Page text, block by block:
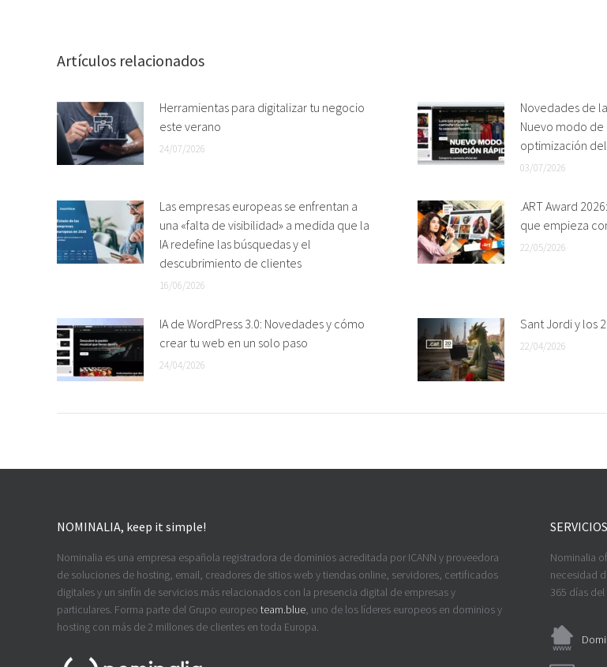
Artículos relacionados
Herramientas para digitalizar tu negocio
este verano
24/07/2026
Novedades de
Nuevo modo
optimización
03/07/2026
Las empresas europeas se enfrentan a
una «falta de visibilidad» a medida que la
IA redefine las búsquedas y el
descubrimiento de clientes
16/06/2026
.ART Award
que empieza
22/05/2026
IA de WordPress 3.0: Novedades y cómo
crear tu web en un solo paso
24/04/2026
Sant Jordi y los
22/04/2026
NOMINALIA, keep it simple!
Nominalia es una empresa española registradora de dominios acreditada por ICANN y proveedora
de soluciones de hosting, email, creadores de sitios web y tiendas online, servidores, certificados
digitales y un sinfín de servicios más relacionados con la presencia digital de empresas y
particulares. Forma parte del Grupo europeo team.blue, uno de los líderes europeos en dominios y
hosting con más de 2 millones de clientes en toda Europa.
SERVICIOS
Nominalia
necesidad
365 días del